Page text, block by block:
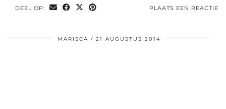
DEEL OP: PLAATS EEN REACTIE
MARISCA 21 AUGUSTUS 2014